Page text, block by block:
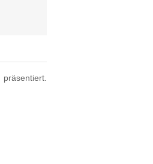
präsentiert.